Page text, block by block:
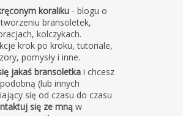
koraliku - blogu o
bransoletek,
kolczykach.
krok po kroku, tutoriale,
pomysły i inne.
jakaś bransoletka i chcesz
(lub innych
się od czasu do czasu
się ze mną w